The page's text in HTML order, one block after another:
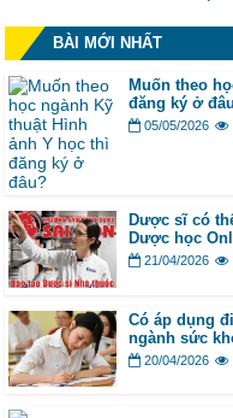
BÀI MỚI NHẤT
Muốn theo
đăng ký ở
05/05/2026
Dược sĩ có
Dược học
21/04/2026
Có áp dụng
ngành sức
20/04/2026